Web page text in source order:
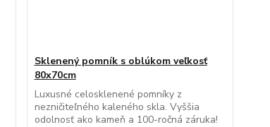
Sklenený pomník s oblúkom veľkosť
80x70cm
Luxusné celosklenené pomníky z
nezničiteľného kaleného skla. Vyššia
odolnosť ako kameň a 100-ročná záruka!